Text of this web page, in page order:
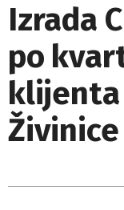
Izrada
po
klijenta
Živinice